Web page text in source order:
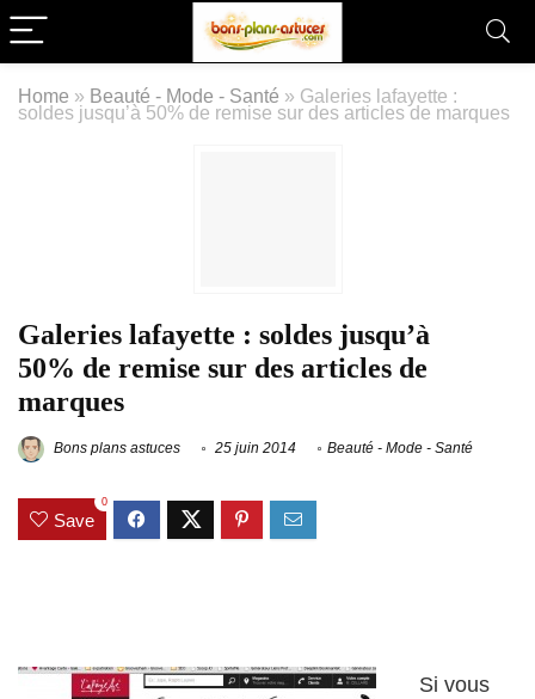
Home » Beauté - Mode - Santé » Galeries lafayette :
soldes jusqu’à 50% de remise sur des articles de marques
Galeries lafayette : soldes jusqu’à
50% de remise sur des articles de
marques
Bons plans astuces 25 juin 2014 Beauté - Mode - Santé
Save
0
Si vous